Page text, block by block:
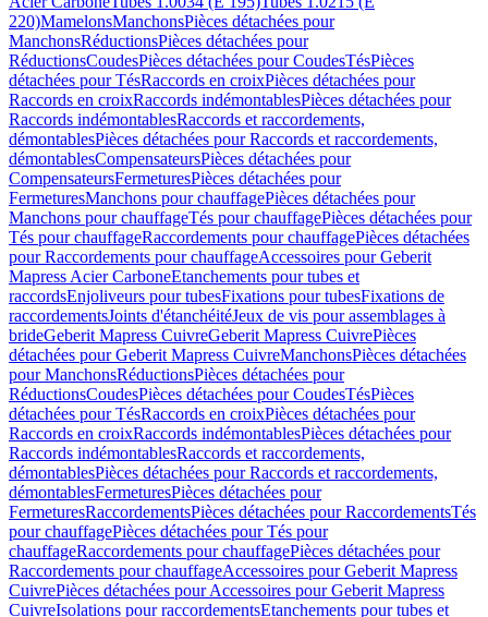
220)MamelonsManchonsPièces détachées pour
ManchonsRéductionsPièces détachées pour
RéductionsCoudesPièces détachées pour CoudesTésPièces
détachées pour TésRaccords en croixPièces détachées pour
Raccords en croixRaccords indémontablesPièces détachées pour
Raccords indémontablesRaccords et raccordements,
démontablesPièces détachées pour Raccords et raccordements,
démontablesCompensateursPièces détachées pour
CompensateursFermeturesPièces détachées pour
FermeturesManchons pour chauffagePièces détachées pour
Manchons pour chauffageTés pour chauffagePièces détachées pour
Tés pour chauffageRaccordements pour chauffagePièces détachées
pour Raccordements pour chauffageAccessoires pour Geberit
Mapress Acier CarboneEtanchements pour tubes et
raccordsEnjoliveurs pour tubesFixations pour tubesFixations de
raccordementsJoints d'étanchéitéJeux de vis pour assemblages à
brideGeberit Mapress CuivreGeberit Mapress CuivrePièces
détachées pour Geberit Mapress CuivreManchonsPièces détachées
pour ManchonsRéductionsPièces détachées pour
RéductionsCoudesPièces détachées pour CoudesTésPièces
détachées pour TésRaccords en croixPièces détachées pour
Raccords en croixRaccords indémontablesPièces détachées pour
Raccords indémontablesRaccords et raccordements,
démontablesPièces détachées pour Raccords et raccordements,
démontablesFermeturesPièces détachées pour
FermeturesRaccordementsPièces détachées pour RaccordementsTés
pour chauffagePièces détachées pour Tés pour
chauffageRaccordements pour chauffagePièces détachées pour
Raccordements pour chauffageAccessoires pour Geberit Mapress
CuivrePièces détachées pour Accessoires pour Geberit Mapress
CuivreIsolations pour raccordementsEtanchements pour tubes et